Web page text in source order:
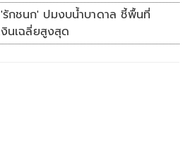
กชนก' ปมงบน้ำบาดาล ชี้พื้นที่
นเฉลี่ยสูงสุด